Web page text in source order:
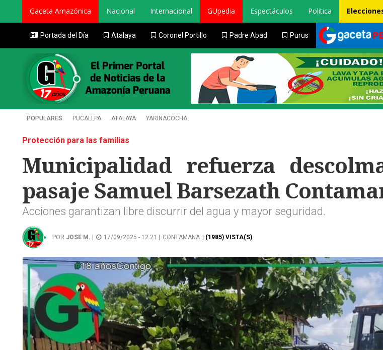
Gaceta Amazónica Nacional Internacional GUpedia Espectáculos Politica
Portada del Día Atalaya Coronel Portillo Padre Abad Purus
POPULARES PUCALLPA ATALAYA YARINACOCHA
Protección para las familias
Municipalidad refuerza
pasaje Samuel Barsezath
Acciones garantizan libre discurrir del agua y mayor seguridad.
POR JOSÉ M. 17/09/2025 - 12:21 | CONTAMANA | (1985) VISTA(S)